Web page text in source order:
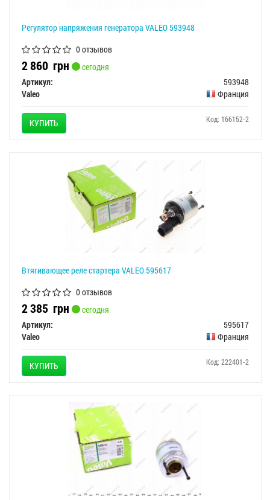
Регулятор напряжения генератора VALEO 593948
0 отзывов
2 860 грн
сегодня
Артикул:
593948
Valeo
Франция
КУПИТЬ Код: 166152-2
Втягивающее реле стартера VALEO 595617
0 отзывов
2 385 грн
сегодня
Артикул:
595617
Valeo
Франция
КУПИТЬ Код: 222401-2